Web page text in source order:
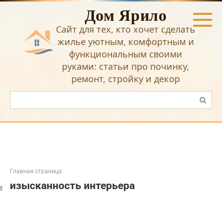
Перейти
Дом Ярило
Сайт для тех, кто хочет сделать
жилье уютным, комфортным и
функциональным своими
руками: статьи про починку,
ремонт, стройку и декор
Поиск:
Главная страница
изысканность интерьера